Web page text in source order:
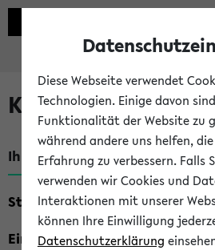
Kombisuche im
Ihre Suchkriterien:
Studienfach
Einrichtung
Diese Webseite verwendet
Technologien. Einige davon
Funktionalität der Website zu
während andere uns helfen,
Erfahrung zu verbessern. Falls
verwenden wir Cookies und
Interaktionen mit unserer
können Ihre Einwilligung
Datenschutzerklärung